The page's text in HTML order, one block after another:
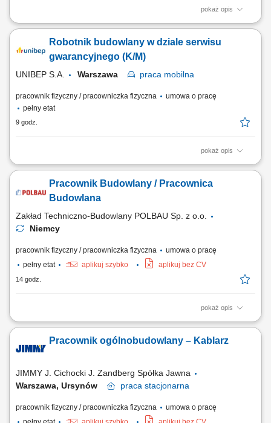
pokaż opis
Asystowanie przy montażu konstrukcji ciesielskich, przygotowywaniu
zakresu prac wykończeniowych, naprawczych i kosmetyki budowlanej
na obiekcie. Dbaniu o stały ład, porządek i bezpieczeństwo w obszarze
Robotnik budowlany w dziale serwisu
gwarancyjnego (K/M)
UNIBEP S.A. Warszawa praca mobilna
pracownik fizyczny / pracowniczka fizyczna
umowa o pracę
pełny etat
9 godz.
pokaż opis
Twój zakres obowiązków Wykonywanie pracy ogólnobudowlanych,
g-k, roboty szpachlarsko-malarskie i inne wykończeniowe, Usuwanie
wad budowlanych, Wykonywanie innych kluczowych prac budowlanych
Pracownik Budowlany / Pracownica
Budowlana
Zakład Techniczno-Budowlany POLBAU Sp. z o.o.
Niemcy
pracownik fizyczny / pracowniczka fizyczna
umowa o pracę
pełny etat
aplikuj szybko aplikuj bez CV
14 godz.
pokaż opis
Zadania: Składanie i rozkładanie konstrukcji szalunkowych wiodących
wykończeniem elementów żelbetowych; Prowadzenie robót
konstrukcyjnych zgodnie z rysunkiem i wskazaniami technicznymi;
Pracownik ogólnobudowlany – Kablarz
JIMMY J. Cichocki J. Zandberg Spółka Jawna
Warszawa, Ursynów
praca stacjonarna
pracownik fizyczny / pracowniczka fizyczna
umowa o pracę